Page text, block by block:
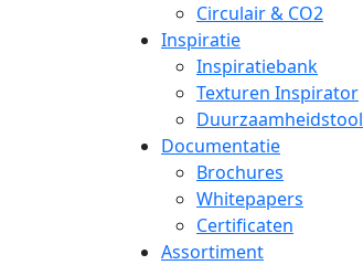
Circulair & CO2
Inspiratie
Inspiratiebank
Texturen Inspirator
Duurzaamheidstool
Documentatie
Brochures
Whitepapers
Certificaten
Assortiment